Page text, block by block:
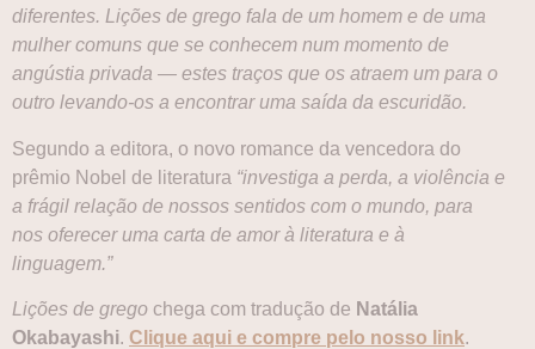
diferentes. Lições de grego fala de um homem e de uma
mulher comuns que se conhecem num momento de
angústia privada — estes traços que os atraem um para o
outro levando-os a encontrar uma saída da escuridão.
Segundo a editora, o novo romance da vencedora do
prêmio Nobel de literatura “investiga a perda, a violência e
a frágil relação de nossos sentidos com o mundo, para
nos oferecer uma carta de amor à literatura e à
linguagem.”
Lições de grego chega com tradução de Natália
Okabayashi. Clique aqui e compre pelo nosso link.